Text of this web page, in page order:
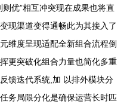
优”相互冲突现在成果也将直
现渠道变得通畅此为其接入了
维度呈现适配全新组合流程倒
更突破化组合力量也简化多重
馈迭代系统,加 以排外模块分
务局限分化是确保运营长时匹